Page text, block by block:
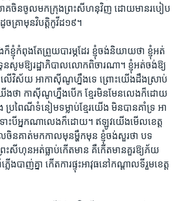
ោគ​ចិន​ចូលមក​ក្រុង​ព្រះសីហនុវិញ​ ដោយមាន​របៀប​
គ្រាមុន​វិបត្តិកូវីដ១៩។
ក៏ខ្ញុំ​កំពុង​តែ​ព្រួយ​បារម្ភ​ដែរ​ ខ្ញុំ​ចង់​និយាយថា​ ខ្ញុំ​អត់​
សូម​ឱ្យ​រដ្ឋាភិបាល​លោក​ពិចារណា។​ ខ្ញុំ​អត់​ចង់​ឱ្យ​
ើ​វិស័យ​ អាកាស៊ីណូ​ហ្នឹង​ទេ ព្រោះ​យើង​ដឹង​ស្រាប់​
ងថា​ កាស៊ីណូ​ហ្នឹង​បើក​ ខ្មែរ​មិន​មែន​លេង​ក៏ដោយ​
ប្រពៃណី​ទំនៀម​ទម្លាប់​ខ្មែរ​យើង​ មិន​បាន​គាំទ្រ​ អា
ះបី​អ្នកណា​លេង​ក៏ដោយ។ ឥឡូវ​យើង​មើល​ខេត្ត
ន​គាត់​មកកាលមុនម្ហឹក​មុន​ ខ្ញុំចង់​សួរ​ថា​ បទ​
រះ​សីហុន​អត់​ធ្លាប់​កើត​មាន​ គឺ​កើត​មាន​គួរ​ឱ្យ​ភ័យ​
លើង​បាញ់​គ្នា​ កើត​ការ​ផ្ទុះ​អាវុធ​នៅ​កណ្តាល​ទីរួមខេត្ត​